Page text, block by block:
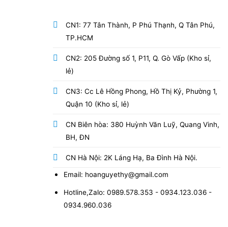
CN1: 77 Tân Thành, P Phú Thạnh, Q Tân Phú,
TP.HCM
CN2: 205 Đường số 1, P11, Q. Gò Vấp (Kho sỉ,
lẻ)
CN3: Cc Lê Hồng Phong, Hồ Thị Kỷ, Phường 1,
Quận 10 (Kho sỉ, lẻ)
CN Biên hòa: 380 Huỳnh Văn Luỹ, Quang Vinh,
BH, ĐN
CN Hà Nội: 2K Láng Hạ, Ba Đình Hà Nội.
Email: hoanguyethy@gmail.com
Hotline,Zalo: 0989.578.353 - 0934.123.036 -
0934.960.036